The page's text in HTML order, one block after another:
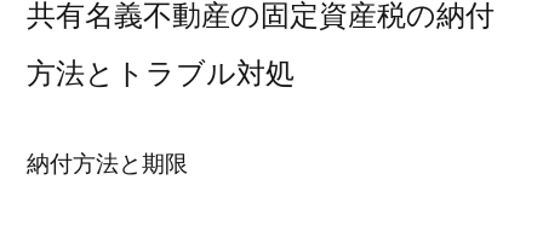
共有名義不動産の固定資産税の納付
方法とトラブル対処
納付方法と期限